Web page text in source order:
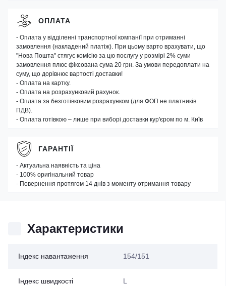
Характеристики
Індекс навантаження 154/151
Індекс швидкості L
ОПЛАТА
- Оплата у відділенні транспортної компанії при отриманні
замовлення (накладений платіж). При цьому варто врахувати, що
"Нова Пошта" стягує комісію за цю послугу у розмірі 2% суми
замовлення плюс фіксована сума 20 грн. За умови передоплати на
суму, що дорівнює вартості доставки!
- Оплата на картку.
- Оплата на розрахунковий рахунок.
- Оплата за безготівковим розрахунком (для ФОП не платників
ПДВ).
- Оплата готівкою – лише при виборі доставки кур'єром по м. Київ
ГАРАНТІЇ
- Актуальна наявність та ціна
- 100% оригінальний товар
- Повернення протягом 14 днів з моменту отримання товару